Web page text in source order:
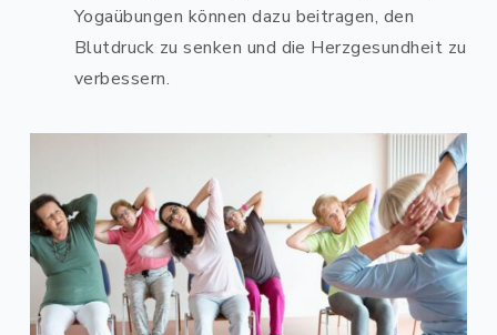
Yogaübungen können dazu beitragen, den
Blutdruck zu senken und die Herzgesundheit zu
verbessern.